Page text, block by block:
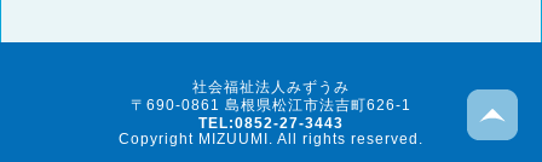
社会福祉法人みずうみ
〒690-0861 島根県松江市法吉町626-1
TEL:0852-27-3443
Copyright MIZUUMI. All rights reserved.